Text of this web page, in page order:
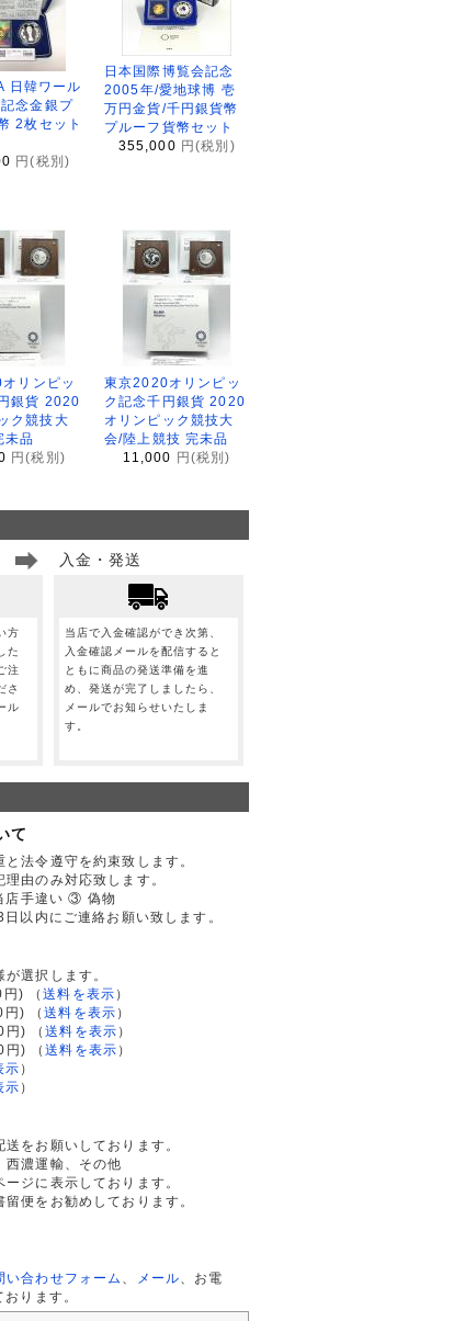
日韓ワール
念金銀プ
2枚セット
円(税別)
日本国際博覧会記念
2005年/愛地球博 壱
万円金貨/千円銀貨幣
プルーフ貨幣セット
355,000 円(税別)
リンピッ
銀貨 2020
ク競技大
未品
円(税別)
東京2020オリンピッ
ク記念千円銀貨 2020
オリンピック競技大
会/陸上競技 完未品
11,000 円(税別)
方
た
注
さ
ル
入金・発送
当店で入金確認ができ次第、
入金確認メールを配信すると
ともに商品の発送準備を進
め、発送が完了しましたら、
メールでお知らせいたしま
す。
て
法令遵守を約束致します。
由のみ対応致します。
手違い ③ 偽物
以内にご連絡お願い致します。
選択します。
円)
（送料を表示 ）
円)
（送料を表示 ）
円)
（送料を表示 ）
円)
（送料を表示 ）
示 ）
示 ）
をお願いしております。
西濃運輸、その他
ジに表示しております。
便をお勧めしております。
い合わせフォーム メール 、お電
ります。